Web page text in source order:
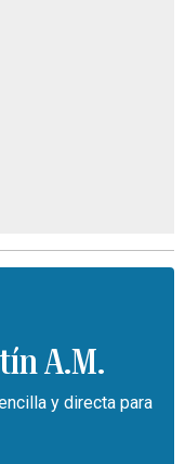
A.M.
y directa para